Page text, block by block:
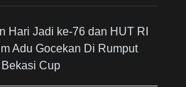
Hari Jadi ke-76 dan HUT RI
Adu Gocekan Di Rumput
Cup